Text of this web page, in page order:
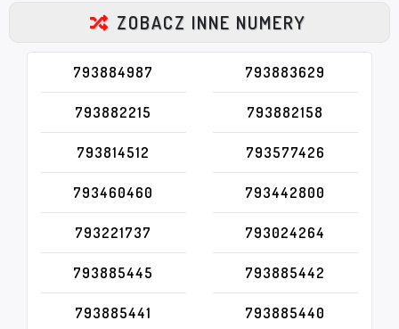
ZOBACZ INNE NUMERY
793884987 793883629
793882215 793882158
793814512 793577426
793460460 793442800
793221737 793024264
793885445 793885442
793885441 793885440